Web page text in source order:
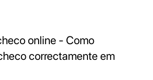
online - Como
correctamente em